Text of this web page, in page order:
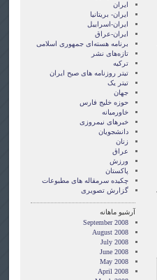
ایران
ایران- بریتانیا
ایران-اسراییل
ایران-عراق
برنامه هسته‌ای جمهوری اسلامی
تازه‌های نشر
ترکیه
تیتر روزنامه های صبح ایران
تیتر یک
جهان
حوزه خلیج فارس
خاورمیانه
خبرهای نیمروزی
دانشجویان
زنان
عراق
ورزش
پاکستان
چکیده سرمقاله های مطبوعات
گزارش تصويری
آرشیو ماهانه
September 2008
August 2008
July 2008
June 2008
May 2008
April 2008